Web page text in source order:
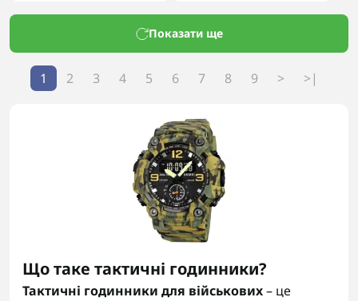
Показати ще
1 2 3 4 5 6 7 8 9 > >|
Що таке тактичні годинники?
Тактичні годинники для військових– це